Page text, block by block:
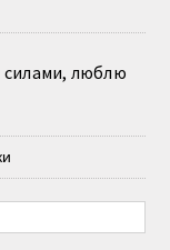
люблю